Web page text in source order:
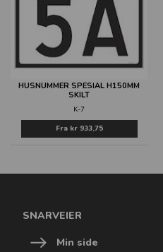
HUSNUMMER SPESIAL H150MM
SKILT
K-7
Fra kr 933,75
SNARVEIER
Min side